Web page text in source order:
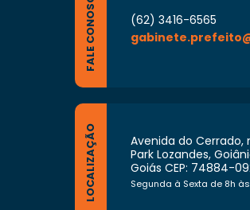
FALE CONOSCO
(62) 3416-6565
LOCALIZAÇÃO
Avenida do Cerrado,
Park Lozandes,
Goiás CEP: 74884-
Segunda à Sexta de 8h às